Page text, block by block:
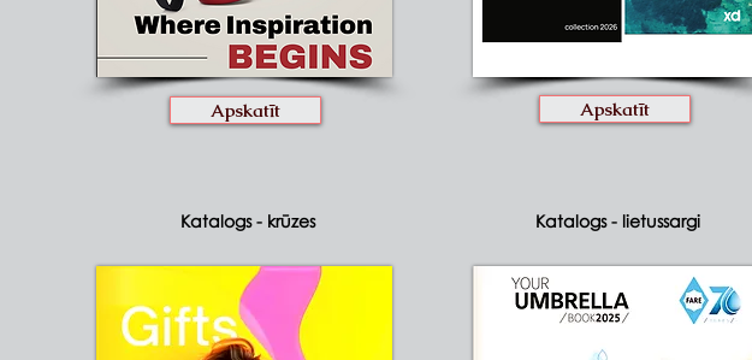
Apskatīt Apskatīt
Katalogs - krūzes Katalogs - lietussargi